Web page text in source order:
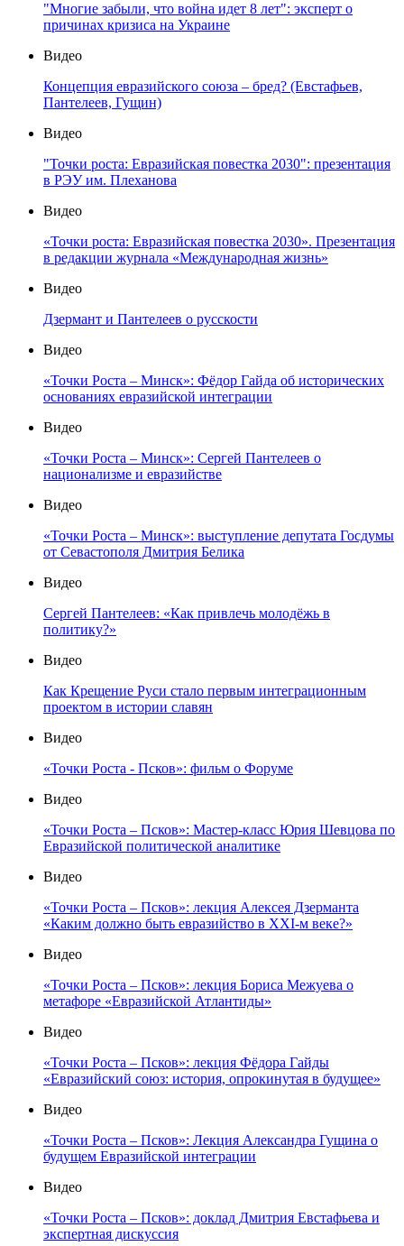
"Многие забыли, что война идет 8 лет": эксперт о
причинах кризиса на Украине
Видео
Концепция евразийского союза – бред? (Евстафьев,
Пантелеев, Гущин)
Видео
"Точки роста: Евразийская повестка 2030": презентация
в РЭУ им. Плеханова
Видео
«Точки роста: Евразийская повестка 2030». Презентация
в редакции журнала «Международная жизнь»
Видео
Дзермант и Пантелеев о русскости
Видео
«Точки Роста – Минск»: Фёдор Гайда об исторических
основаниях евразийской интеграции
Видео
«Точки Роста – Минск»: Сергей Пантелеев о
национализме и евразийстве
Видео
«Точки Роста – Минск»: выступление депутата Госдумы
от Севастополя Дмитрия Белика
Видео
Сергей Пантелеев: «Как привлечь молодёжь в
политику?»
Видео
Как Крещение Руси стало первым интеграционным
проектом в истории славян
Видео
«Точки Роста - Псков»: фильм о Форуме
Видео
«Точки Роста – Псков»: Мастер-класс Юрия Шевцова по
Евразийской политической аналитике
Видео
«Точки Роста – Псков»: лекция Алексея Дзерманта
«Каким должно быть евразийство в XXI-м веке?»
Видео
«Точки Роста – Псков»: лекция Бориса Межуева о
метафоре «Евразийской Атлантиды»
Видео
«Точки Роста – Псков»: лекция Фёдора Гайды
«Евразийский союз: история, опрокинутая в будущее»
Видео
«Точки Роста – Псков»: Лекция Александра Гущина о
будущем Евразийской интеграции
Видео
«Точки Роста – Псков»: доклад Дмитрия Евстафьева и
экспертная дискуссия